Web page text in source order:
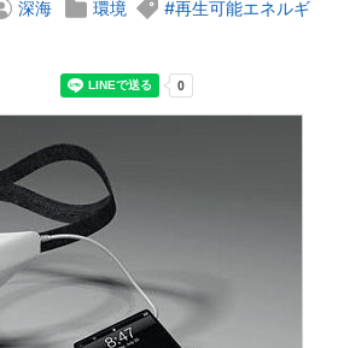
深海 環境
再生可能エネルギ